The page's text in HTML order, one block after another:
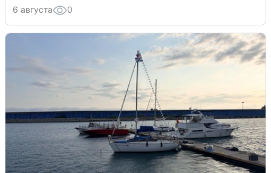
6 августа 0